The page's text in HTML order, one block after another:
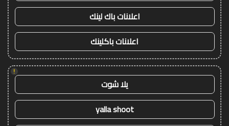
اعلانات باك لينك
اعلانات باكلينك
!
يلا شوت
yalla shoot